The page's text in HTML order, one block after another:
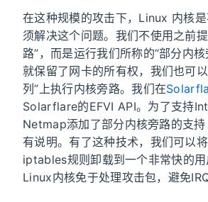
在这种规模的攻击下，Linux 内核
须解决这个问题。我们不使用之前
路”，而是运行我们所称的“部分内
就保留了网卡的所有权，我们也可
列”上执行内核旁路。我们在
Solarflare的EFVI API。为了支持
Netmap添加了部分内核旁路的支持
有说明。有了这种技术，我们可以
iptables规则卸载到一个非常快的
Linux内核免于处理攻击包，避免IRQ